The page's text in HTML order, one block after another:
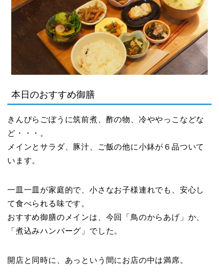
本日のおすすめ御膳
きんぴらごぼうに筑前煮、酢の物、冷ややっこなどな
ど・・・。
メインとサラダ、豚汁、ご飯の他に小鉢が６品ついて
います。
一皿一皿が家庭的で、小さなお子様連れでも、安心し
て食べられる味です。
おすすめ御膳のメインは、今回「鳥のからあげ」か、
「煮込みハンバーグ」でした。
開店と同時に、あっという間にお店の中は満席。